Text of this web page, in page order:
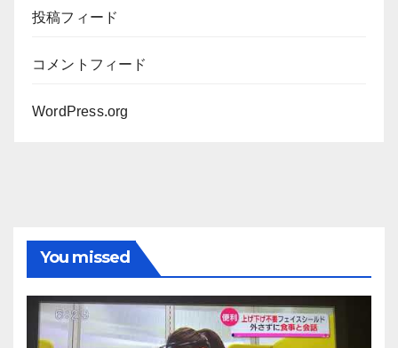
投稿フィード
コメントフィード
WordPress.org
You missed